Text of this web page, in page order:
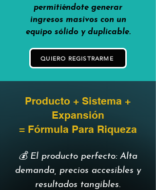
permitiéndote generar
ingresos masivos con un
equipo sólido y duplicable.
QUIERO REGISTRARME
Producto + Sistema +
Expansión
= Fórmula Para Riqueza
💰 El producto perfecto: Alta
demanda, precios accesibles y
resultados tangibles.